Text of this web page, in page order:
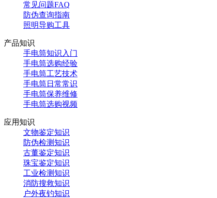
常见问题FAQ
防伪查询指南
照明导购工具
产品知识
手电筒知识入门
手电筒选购经验
手电筒工艺技术
手电筒日常常识
手电筒保养维修
手电筒选购视频
应用知识
文物鉴定知识
防伪检测知识
古董鉴定知识
珠宝鉴定知识
工业检测知识
消防搜救知识
户外夜钓知识